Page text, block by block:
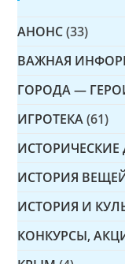
АНОНС (33)
ВАЖНАЯ
ГОРОДА —
ИГРОТЕКА (61)
ИСТОРИЯ
ИСТОРИЯ И
КОНКУРСЫ,